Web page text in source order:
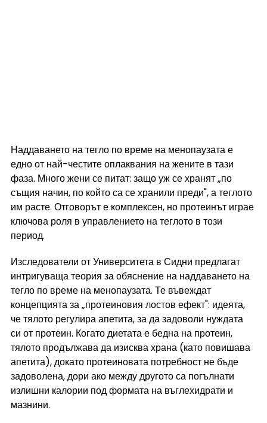
Наддаването на тегло по време на менопаузата е
едно от най-честите оплаквания на жените в тази
фаза. Много жени се питат: защо уж се хранят „по
същия начин, по който са се хранили преди", а теглото
им расте. Отговорът е комплексен, но протеинът играе
ключова роля в управлението на теглото в този
период.
Изследователи от Университета в Сидни предлагат
интригуваща теория за обяснение на наддаването на
тегло по време на менопаузата. Те въвеждат
концепцията за „протеиновия лостов ефект": идеята,
че тялото регулира апетита, за да задоволи нуждата
си от протеин. Когато диетата е бедна на протеин,
тялото продължава да изисква храна (като повишава
апетита), докато протеиновата потребност не бъде
задоволена, дори ако между другото са погълнати
излишни калории под формата на въглехидрати и
мазнини.